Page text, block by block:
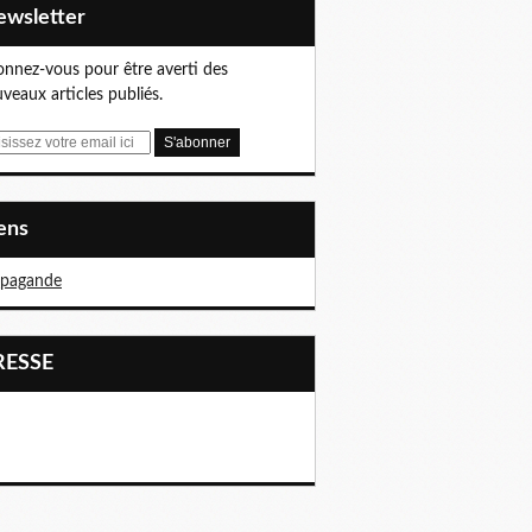
vous pour être averti des
articles publiés.